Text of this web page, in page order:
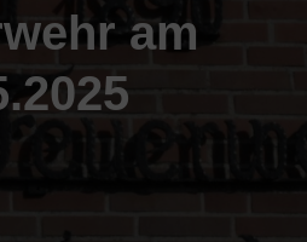
am